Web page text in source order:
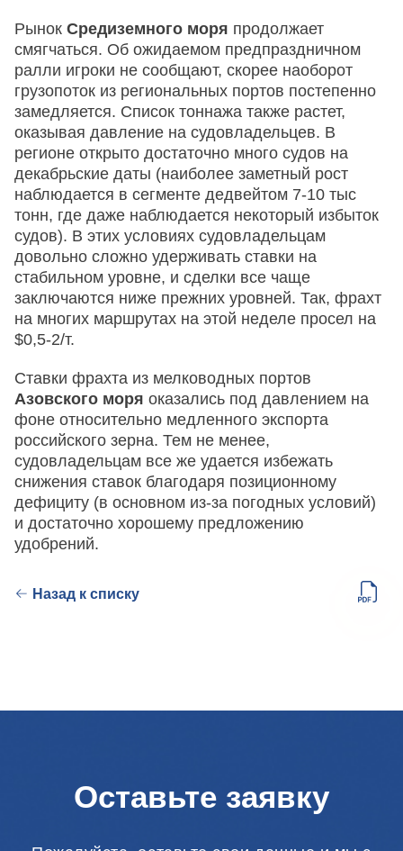
Рынок Средиземного моря продолжает
смягчаться. Об ожидаемом предпраздничном
ралли игроки не сообщают, скорее наоборот
грузопоток из региональных портов постепенно
замедляется. Список тоннажа также растет,
оказывая давление на судовладельцев. В
регионе открыто достаточно много судов на
декабрьские даты (наиболее заметный рост
наблюдается в сегменте дедвейтом 7-10 тыс
тонн, где даже наблюдается некоторый избыток
судов). В этих условиях судовладельцам
довольно сложно удерживать ставки на
стабильном уровне, и сделки все чаще
заключаются ниже прежних уровней. Так, фрахт
на многих маршрутах на этой неделе просел на
$0,5-2/т.
Ставки фрахта из мелководных портов
Азовского моря оказались под давлением на
фоне относительно медленного экспорта
российского зерна. Тем не менее,
судовладельцам все же удается избежать
снижения ставок благодаря позиционному
дефициту (в основном из-за погодных условий)
и достаточно хорошему предложению
удобрений.
Назад к списку
Оставьте заявку